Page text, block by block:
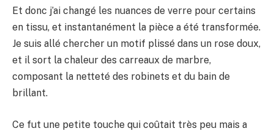
Et donc j’ai changé les nuances de verre pour certains
en tissu, et instantanément la pièce a été transformée.
Je suis allé chercher un motif plissé dans un rose doux,
et il sort la chaleur des carreaux de marbre,
composant la netteté des robinets et du bain de
brillant.
Ce fut une petite touche qui coûtait très peu mais a